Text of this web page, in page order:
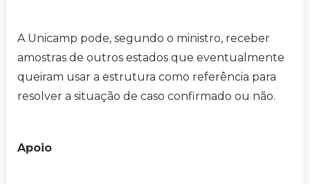
A Unicamp pode, segundo o ministro, receber
amostras de outros estados que eventualmente
queiram usar a estrutura como referência para
resolver a situação de caso confirmado ou não.
Apoio